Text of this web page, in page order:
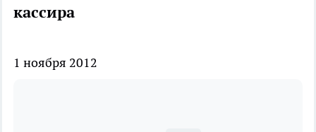
кассира
1 ноября 2012